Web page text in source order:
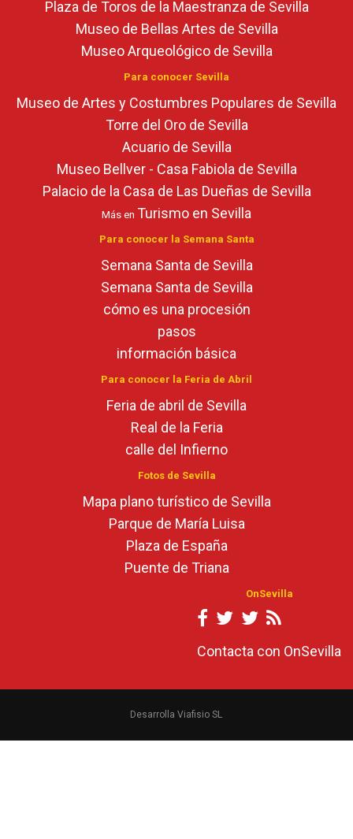
Plaza de Toros de la Maestranza de Sevilla
Museo de Bellas Artes de Sevilla
Museo Arqueológico de Sevilla
Para conocer Sevilla
Museo de Artes y Costumbres Populares de Sevilla
Torre del Oro de Sevilla
Acuario de Sevilla
Museo Bellver - Casa Fabiola de Sevilla
Palacio de la Casa de Las Dueñas de Sevilla
Más en Turismo en Sevilla
Para conocer la Semana Santa
Semana Santa de Sevilla
Semana Santa de Sevilla
cómo es una procesión
pasos
información básica
Para conocer la Feria de Abril
Feria de abril de Sevilla
Real de la Feria
calle del Infierno
Fotos de Sevilla
Mapa plano turístico de Sevilla
Parque de María Luisa
Plaza de España
Puente de Triana
OnSevilla
Contacta con OnSevilla
Desarrolla Viafisio SL